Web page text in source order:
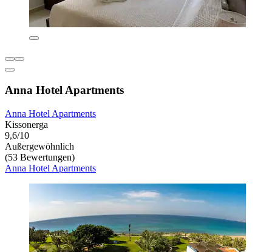
Anna Hotel Apartments
Anna Hotel Apartments
Kissonerga
9,6/10
Außergewöhnlich
(53 Bewertungen)
Anna Hotel Apartments